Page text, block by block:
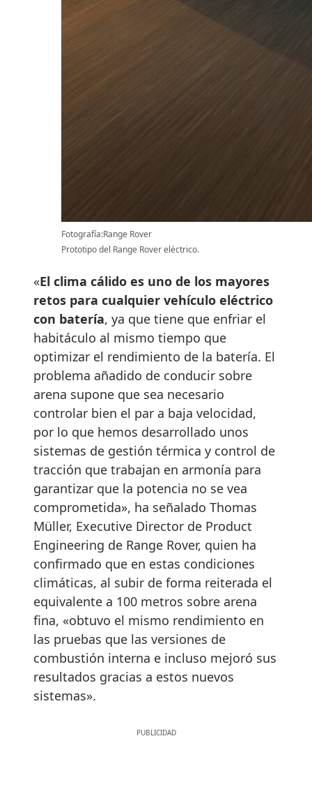
Fotografía:Range Rover
Prototipo del Range Rover eléctrico.
«El clima cálido es uno de los mayores
retos para cualquier vehículo eléctrico
con batería, ya que tiene que enfriar el
habitáculo al mismo tiempo que
optimizar el rendimiento de la batería. El
problema añadido de conducir sobre
arena supone que sea necesario
controlar bien el par a baja velocidad,
por lo que hemos desarrollado unos
sistemas de gestión térmica y control de
tracción que trabajan en armonía para
garantizar que la potencia no se vea
comprometida», ha señalado Thomas
Müller, Executive Director de Product
Engineering de Range Rover, quien ha
confirmado que en estas condiciones
climáticas, al subir de forma reiterada el
equivalente a 100 metros sobre arena
fina, «obtuvo el mismo rendimiento en
las pruebas que las versiones de
combustión interna e incluso mejoró sus
resultados gracias a estos nuevos
sistemas».